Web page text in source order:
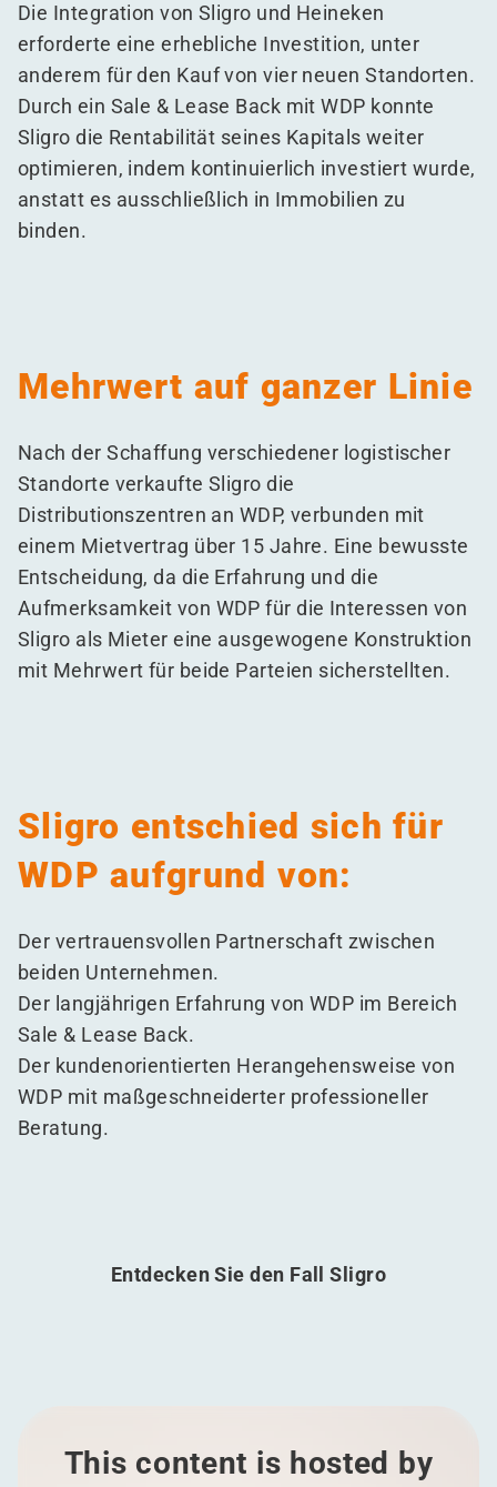
Die Integration von Sligro und Heineken
erforderte eine erhebliche Investition, unter
anderem für den Kauf von vier neuen Standorten.
Durch ein Sale & Lease Back mit WDP konnte
Sligro die Rentabilität seines Kapitals weiter
optimieren, indem kontinuierlich investiert wurde,
anstatt es ausschließlich in Immobilien zu
binden.
Mehrwert auf ganzer Linie
Nach der Schaffung verschiedener logistischer
Standorte verkaufte Sligro die
Distributionszentren an WDP, verbunden mit
einem Mietvertrag über 15 Jahre. Eine bewusste
Entscheidung, da die Erfahrung und die
Aufmerksamkeit von WDP für die Interessen von
Sligro als Mieter eine ausgewogene Konstruktion
mit Mehrwert für beide Parteien sicherstellten.
Sligro entschied sich für
WDP aufgrund von:
Der vertrauensvollen Partnerschaft zwischen
beiden Unternehmen.
Der langjährigen Erfahrung von WDP im Bereich
Sale & Lease Back.
Der kundenorientierten Herangehensweise von
WDP mit maßgeschneiderter professioneller
Beratung.
Entdecken Sie den Fall Sligro
This content is hosted by